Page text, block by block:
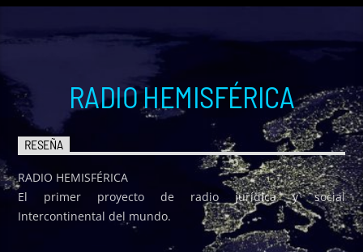
RADIO HEMISFÉRICA
RESEÑA
RADIO HEMISFÉRICA
El primer proyecto de radio jurídica y social
Intercontinental del mundo.